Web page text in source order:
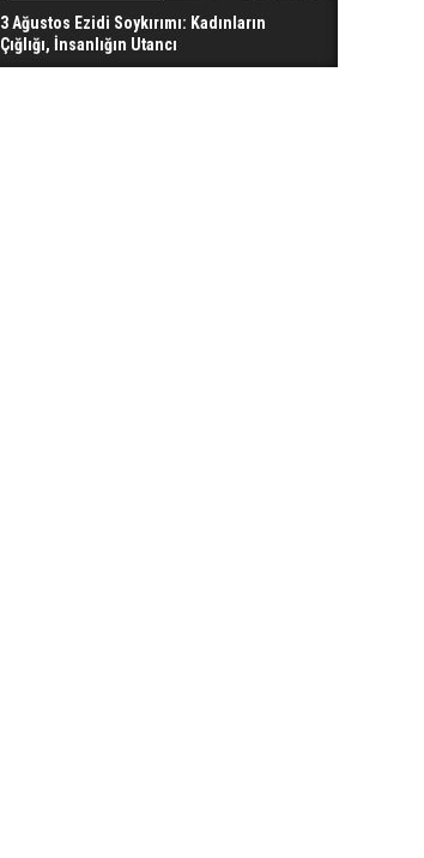
3 Ağustos Ezidi Soykırımı: Kadınların
Çığlığı, İnsanlığın Utancı